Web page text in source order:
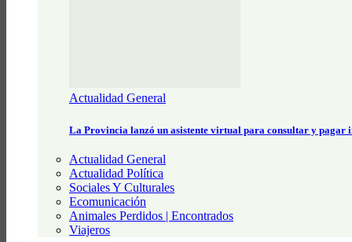
Actualidad General
La Provincia lanzó un asistente virtual para consultar y pagar
Actualidad General
Actualidad Política
Sociales Y Culturales
Ecomunicación
Animales Perdidos | Encontrados
Viajeros